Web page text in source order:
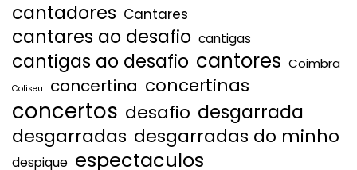
cantadores Cantares
cantares ao desafio cantigas
cantigas ao desafio cantores Coimbra
Coliseu concertina concertinas
concertos desafio desgarrada
desgarradas desgarradas do minho
despique espectaculos